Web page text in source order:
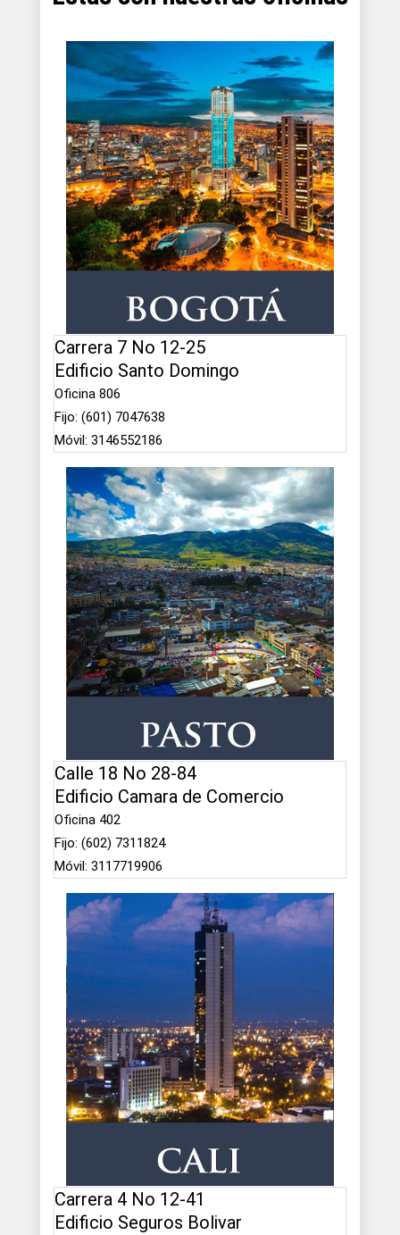
Carrera 7 No 12-25
Edificio Santo Domingo
Oficina 806
Fijo: (601) 7047638
Móvil: 3146552186
Calle 18 No 28-84
Edificio Camara de Comercio
Oficina 402
Fijo: (602) 7311824
Móvil: 3117719906
Carrera 4 No 12-41
Edificio Seguros Bolivar